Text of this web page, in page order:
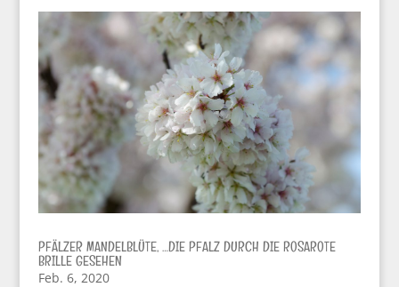
PFÄLZER MANDELBLÜTE, …DIE PFALZ DURCH DIE ROSAROTE
BRILLE GESEHEN
Feb. 6, 2020